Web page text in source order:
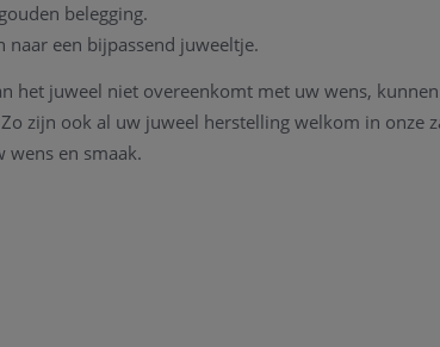
belegging.
naar een bijpassend juweeltje.
het juweel niet overeenkomt met uw wens,
zijn ook al uw juweel herstelling welkom in onze
wens en smaak.